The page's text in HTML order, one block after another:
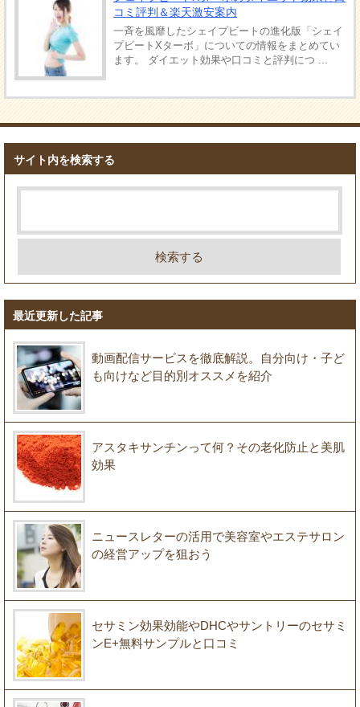
コミ評判＆楽天激安案内
一斉を風靡したシェイプビートの進化版「シェイ
プビートXターボ」についての情報をまとめてい
ます。 ダイエット効果や口コミと評判につ ...
サイト内を検索する
最近更新した記事
動画配信サービスを徹底解説。自分向け・子ど
も向けなど目的別オススメを紹介
アスタキサンチンって何？その老化防止と美肌
効果
ニュースレターの活用で美容室やエステサロン
の経営アップを狙おう
セサミン効果効能やDHCやサントリーのセサミ
ンE+無料サンプルと口コミ